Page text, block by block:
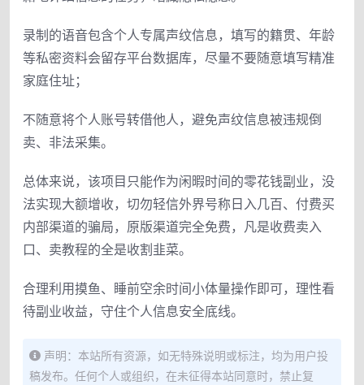
录制的语音包含个人专属声纹信息，填写的籍贯、年龄
等私密资料会留存平台数据库，尽量不要随意填写精准
家庭住址；
不随意将个人账号转借他人，避免声纹信息被违规倒
卖、非法采集。
总体来说，该项目只能作为闲暇时间的零花钱副业，没
法实现大额增收，切勿轻信外界号称日入几百、付费买
内部渠道的骗局，原版渠道完全免费，凡是收费卖入
口、卖教程的全是收割韭菜。
合理利用摸鱼、睡前空余时间小体量操作即可，理性看
待副业收益，守住个人信息安全底线。
声明：本站所有资源，如无特殊说明或标注，均为用户投
稿发布。任何个人或组织，在未征得本站同意时，禁止复